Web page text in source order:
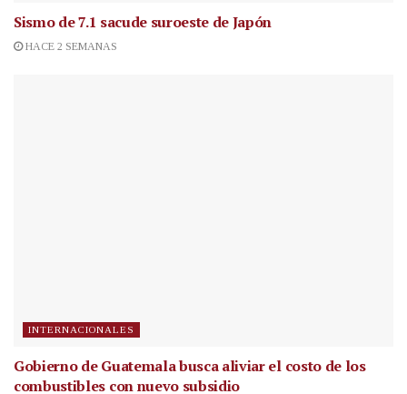
Sismo de 7.1 sacude suroeste de Japón
HACE 2 SEMANAS
INTERNACIONALES
Gobierno de Guatemala busca aliviar el costo de los
combustibles con nuevo subsidio